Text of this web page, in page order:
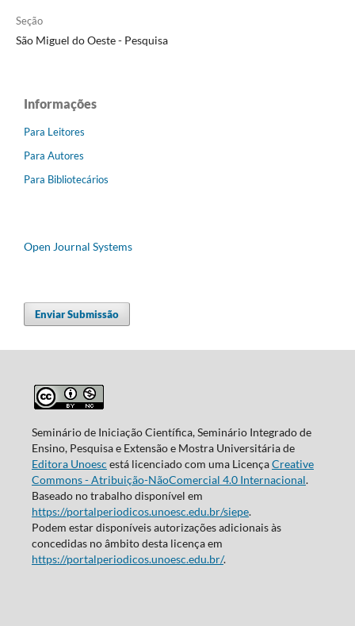
Seção
São Miguel do Oeste - Pesquisa
Informações
Para Leitores
Para Autores
Para Bibliotecários
Open Journal Systems
Enviar Submissão
Seminário de Iniciação Científica, Seminário Integrado de
Ensino, Pesquisa e Extensão e Mostra Universitária de
Editora Unoesc está licenciado com uma LicençaCreative
Commons - Atribuição-NãoComercial 4.0 Internacional.
Baseado no trabalho disponível em
https://portalperiodicos.unoesc.edu.br/siepe.
Podem estar disponíveis autorizações adicionais às
concedidas no âmbito desta licença em
https://portalperiodicos.unoesc.edu.br/.